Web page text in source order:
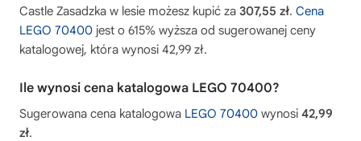
Castle Zasadzka w lesie możesz kupić za 307,55 zł. Cena
LEGO 70400 jest o 615% wyższa od sugerowanej ceny
katalogowej, która wynosi 42,99 zł.
Ile wynosi cena katalogowa LEGO 70400?
Sugerowana cena katalogowa LEGO 70400 wynosi 42,99
zł.